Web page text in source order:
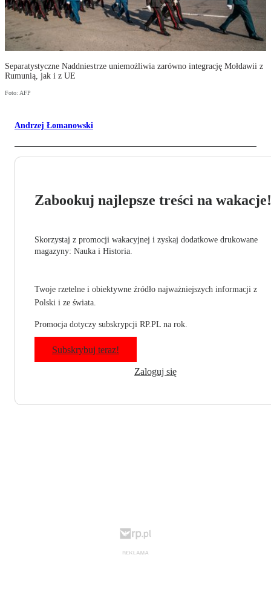
Separatystyczne Naddniestrze uniemożliwia zarówno integrację Mołdawii z
Rumunią, jak i z UE
Foto: AFP
Andrzej Łomanowski
Zabookuj najlepsze treści na wakacje!
Skorzystaj z promocji wakacyjnej i zyskaj dodatkowe drukowane
magazyny: Nauka i Historia.
Twoje rzetelne i obiektywne źródło najważniejszych informacji z
Polski i ze świata.
Promocja dotyczy subskrypcji RP.PL na rok.
Subskrybuj teraz!
Zaloguj się